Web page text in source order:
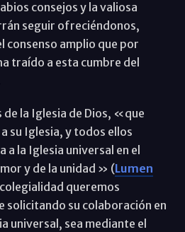
consejos y la valiosa
seguir ofreciéndonos,
consenso amplio que por
traído a esta cumbre del
la Iglesia de Dios, «que
su Iglesia, y todos ellos
a la Iglesia universal en el
y de la unidad » (Lumen
queremos
solicitando su colaboración en
universal, sea mediante el